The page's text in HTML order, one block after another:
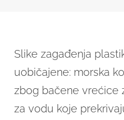
Slike zagađenja
uobičajene: morska
zbog bačene vrećice
za vodu koje